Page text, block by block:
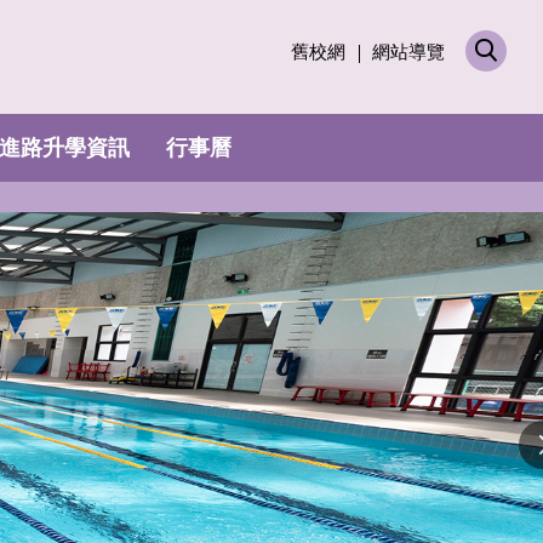
舊校網 網站導覽
進路升學資訊 行事曆